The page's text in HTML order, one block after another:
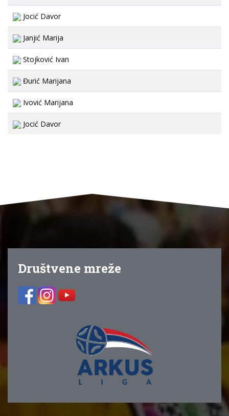
Jocić Davor
Janjić Marija
Stojković Ivan
Đurić Marijana
Ivović Marijana
Jocić Davor
Društvene mreže